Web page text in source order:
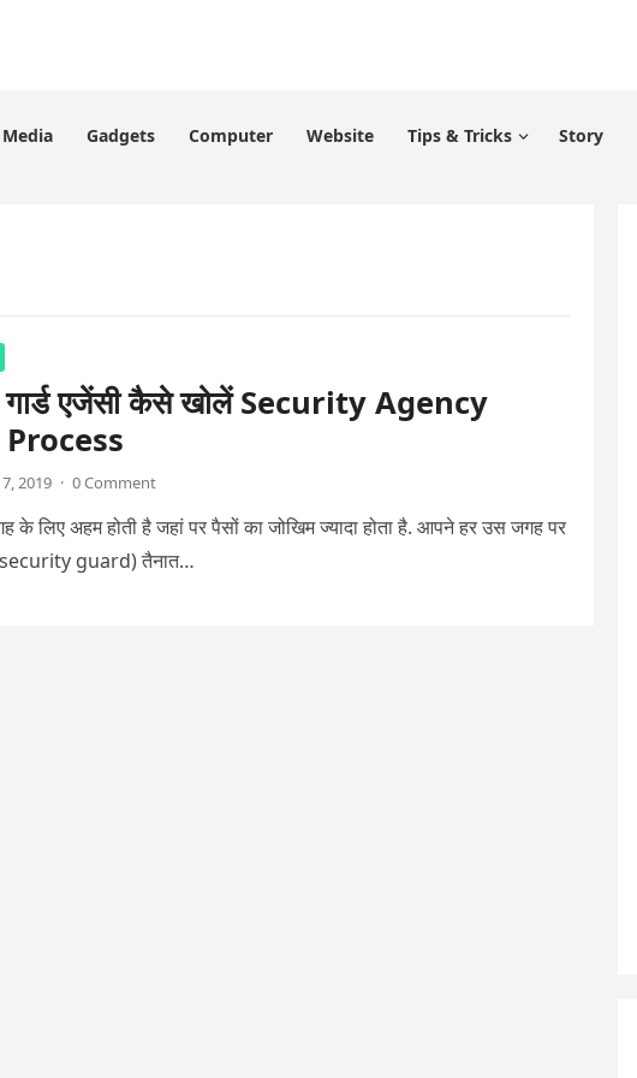
Gadgets Computer Website Tips & Tricks Story
गार्ड एजेंसी कैसे खोलें Security Agency
2019 · 0 Comment
के लिए अहम होती है जहां पर पैसों का जोखिम ज्यादा होता है. आपने हर उस जगह पर
(security guard) तैनात…